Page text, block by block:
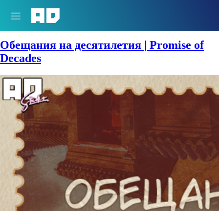
Сезон:2024 год
Обещания на десятилетия | Promise of
Decades